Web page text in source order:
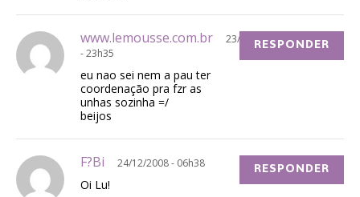
www.lemousse.com.br
23/12/2008
- 23h35
eu nao sei nem a pau ter
coordenação pra fzr as
unhas sozinha =/
beijos
RESPONDER
F?Bi 24/12/2008 - 06h38
Oi Lu!
RESPONDER